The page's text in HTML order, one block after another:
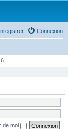
Connexion
de moi